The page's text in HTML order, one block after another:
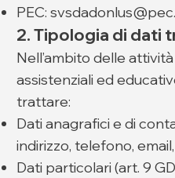
PEC:
2. Tipologia di dati
Nell’ambito delle
assistenziali ed
trattare:
Dati anagrafici e di
indirizzo, telefono,
Dati particolari (art. 9